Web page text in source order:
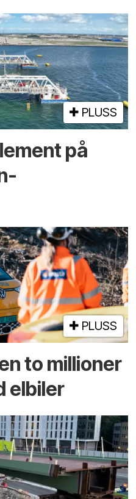
PLUSS
på
PLUSS
to millioner
elbiler